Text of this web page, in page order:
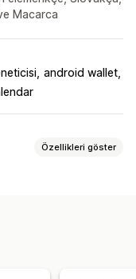
Macarca
android wallet
Özellikleri göster